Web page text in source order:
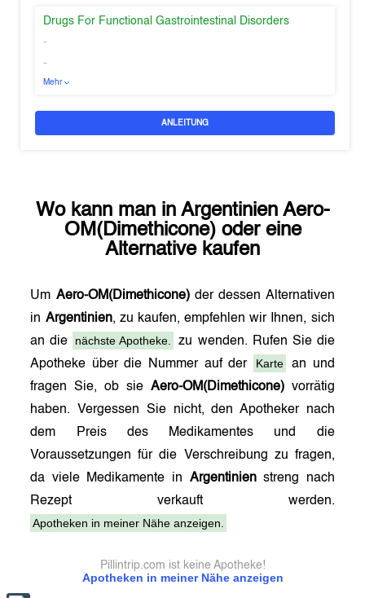
Drugs For Functional Gastrointestinal Disorders
-
-
Mehr
ANLEITUNG
Wo kann man in Argentinien Aero-
OM(Dimethicone)oder eine
Alternative kaufen
Um Aero-OM(Dimethicone)der dessen Alternativen
in Argentinien, zu kaufen, empfehlen wir Ihnen, sich
an die
nächste Apotheke.
zu wenden. Rufen Sie die
Apotheke über die Nummer auf der
Karte
an und
fragen Sie, ob sie Aero-OM(Dimethicone)vorrätig
haben. Vergessen Sie nicht, den Apotheker nach
dem Preis des Medikamentes und die
Voraussetzungen für die Verschreibung zu fragen,
da viele Medikamente in Argentinienstreng nach
Rezept verkauft werden.
Apotheken in meiner Nähe anzeigen.
Apotheken in meiner Nähe anzeigen
Pillintrip.com ist keine Apotheke!